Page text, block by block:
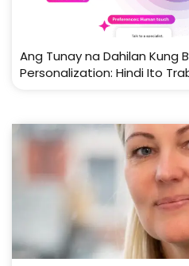
Ang Tunay na Dahilan Kung
Personalization: Hindi Ito